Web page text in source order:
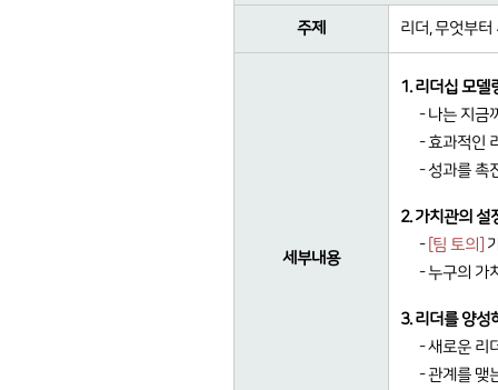
주제 리더, 무엇부
세부내용
1. 리더십 모델
- 나는 지금
- 효과적인
- 성과를 촉
2. 가치관의 설
- [팀 토의]
- 누구의 가
3. 리더를 양성
- 새로운 리
- 관계를 맺